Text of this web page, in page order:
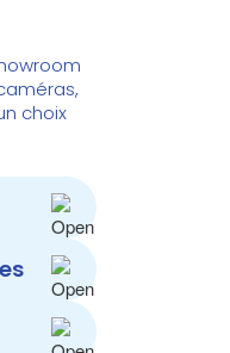
choix